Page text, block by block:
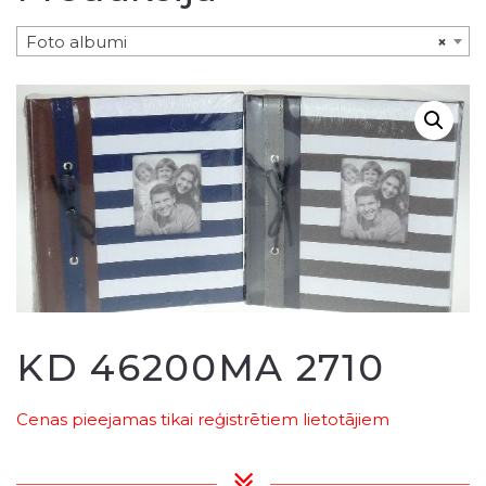
×
Foto albumi
KD 46200MA 2710
Cenas pieejamas tikai reģistrētiem lietotājiem